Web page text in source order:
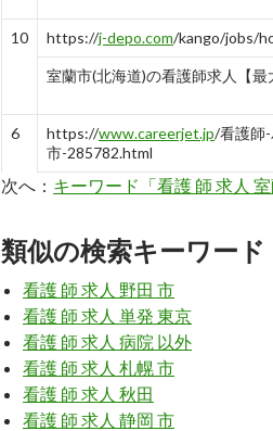
10 https://j-depo.com/kango/jobs/
室蘭市(北海道)の看護師求人【
6 https://www.careerjet.jp/看護師
市-285782.html
看護師 パートの求人 - 北海道室
7 https://www.careerjet.jp /看護師-
市-285782.html
看護師 クリニックの求人 - 北海
10 http://mc-nurse.net
室蘭市(北海道)｜看護師のバイト
ト】
次へ： キーワード「看護 師 求人
類似の検索キーワード
看護 師 求人 野田 市
看護 師 求人 単発 東京
看護 師 求人 病院 以外
看護 師 求人 札幌 市
看護 師 求人 秋田
看護 師 求人 静岡 市